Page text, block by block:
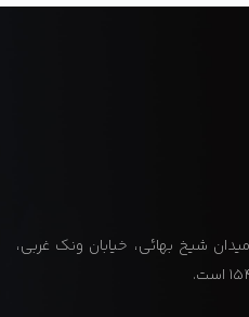
شیخ بهائی، خیابان ونک غربی،